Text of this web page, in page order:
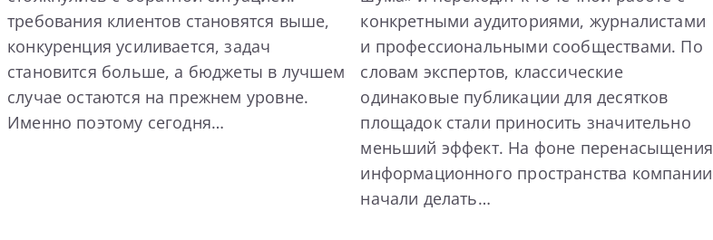
требования клиентов становятся выше,
конкуренция усиливается, задач
становится больше, а бюджеты в лучшем
случае остаются на прежнем уровне.
Именно поэтому сегодня…
конкретными аудиториями, журналистами
и профессиональными сообществами. По
словам экспертов, классические
одинаковые публикации для десятков
площадок стали приносить значительно
меньший эффект. На фоне перенасыщения
информационного пространства компании
начали делать…